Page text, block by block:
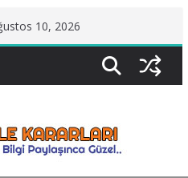
10, 2026